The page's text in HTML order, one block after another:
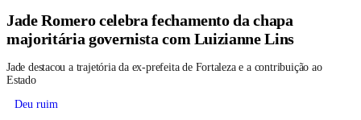
Jade Romero celebra fechamento da chapa
majoritária governista com Luizianne Lins
Jade destacou a trajetória da ex-prefeita de Fortaleza e a contribuição ao
Estado
Deu ruim